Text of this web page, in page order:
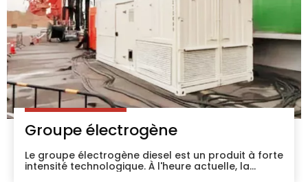
Groupe électrogène
Le groupe électrogène diesel est un produit à forte
intensité technologique. À l'heure actuelle, la